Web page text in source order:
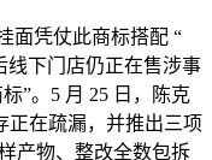
凭仗此商标搭配 “
线下门店仍正在售涉事
”。5 月 25 日，陈克
正在疏漏，并推出三项
产物、整改全数包拆